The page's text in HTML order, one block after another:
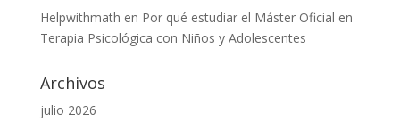
Helpwithmath en Por qué estudiar el Máster Oficial en
Terapia Psicológica con Niños y Adolescentes
Archivos
julio 2026